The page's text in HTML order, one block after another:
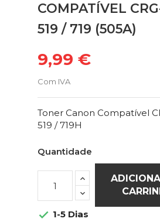
COMPATÍVEL
519 / 719 (505A)
9,99 €
Com IVA
Toner Canon Compatível
519 / 719H
Quantidade
 1-5 Dias